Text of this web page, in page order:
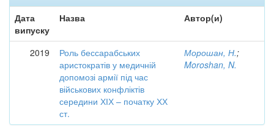
Дата
випуску
Назва Автор(и)
2019
Роль бессарабських
аристократів у медичній
допомозі армії під час
військових конфліктів
середини ХІХ – початку ХХ
ст.
Морошан, Н.;
Moroshan, N.